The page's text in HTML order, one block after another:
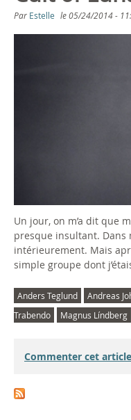
s
ê
i
Par Estelle le05/24/2014 -
Un jour, on m’a dit que
presque insultant. Dans
intérieurement. Mais
simple groupe dont
Anders Teglund Andreas
Trabendo
Magnus Líndberg
Commenter cet article